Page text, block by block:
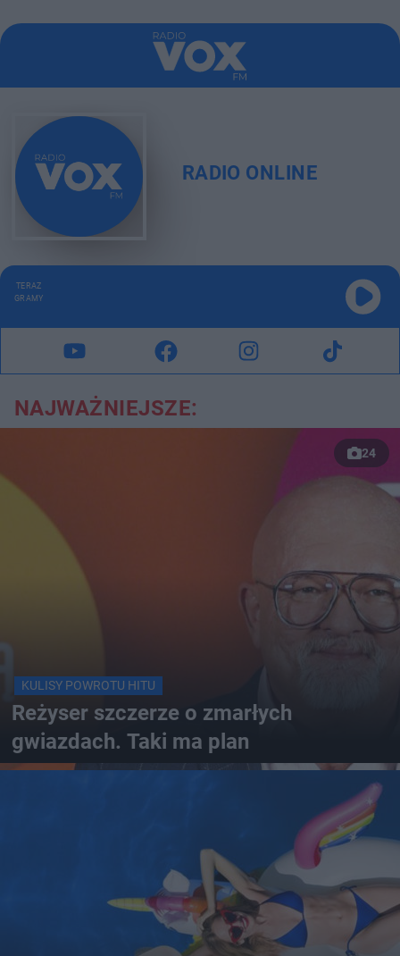
RADIO ONLINE
TERAZ
GRAMY
NAJWAŻNIEJSZE:
24
KULISY POWROTU HITU
Reżyser szczerze o zmarłych
gwiazdach. Taki ma plan